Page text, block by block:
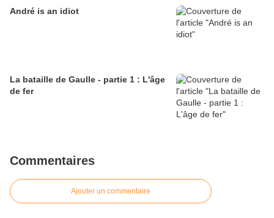
André is an idiot
La bataille de Gaulle - partie 1 : L'âge
de fer
Commentaires
Ajouter un commentaire